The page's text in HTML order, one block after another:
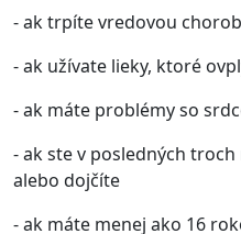
- ak trpíte vredovou
- ak užívate lieky, ktoré
- ak máte problémy so
- ak ste v posledných
alebo dojčíte
- ak máte menej ako 16